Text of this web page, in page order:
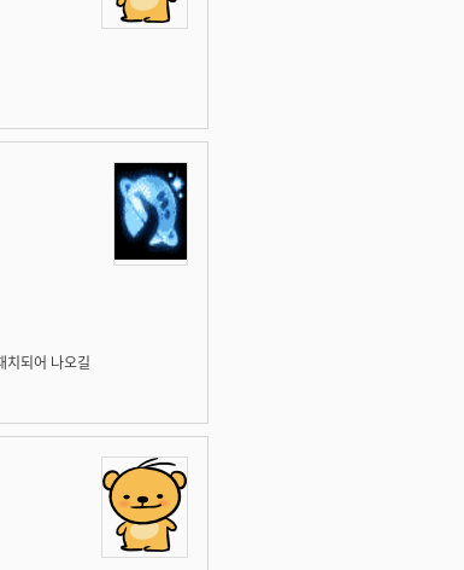
치되어 나오길